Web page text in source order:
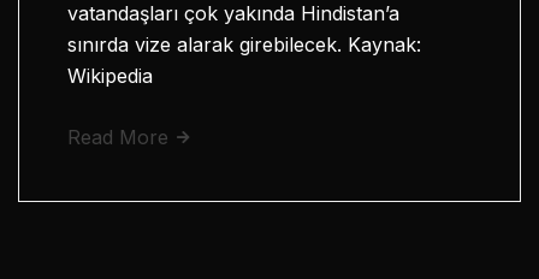
vatandaşları çok yakında Hindistan’a
sınırda vize alarak girebilecek. Kaynak:
Wikipedia
Read More